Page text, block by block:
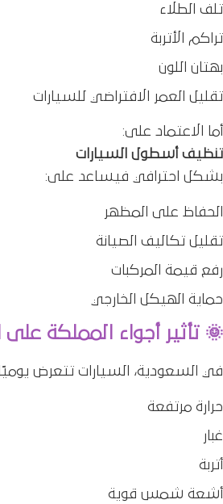
تلف الطلاء
تراكم الأتربة
بهتان اللون
تقليل العمر الافتراضي للسيارات
أما الاعتماد على:
تنظيف أسطول السيارات
بشكل احترافي فيساعد على:
الحفاظ على المظهر
تقليل تكاليف الصيانة
رفع قيمة المركبات
حماية الهيكل الخارجي
🌞 تأثير أجواء المملكة على
في السعودية، السيارات تتعرض
حرارة مرتفعة
غبار
أتربة
أشعة شمس قوية